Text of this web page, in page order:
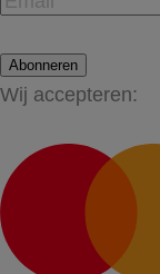
Abonneren
Wij accepteren: